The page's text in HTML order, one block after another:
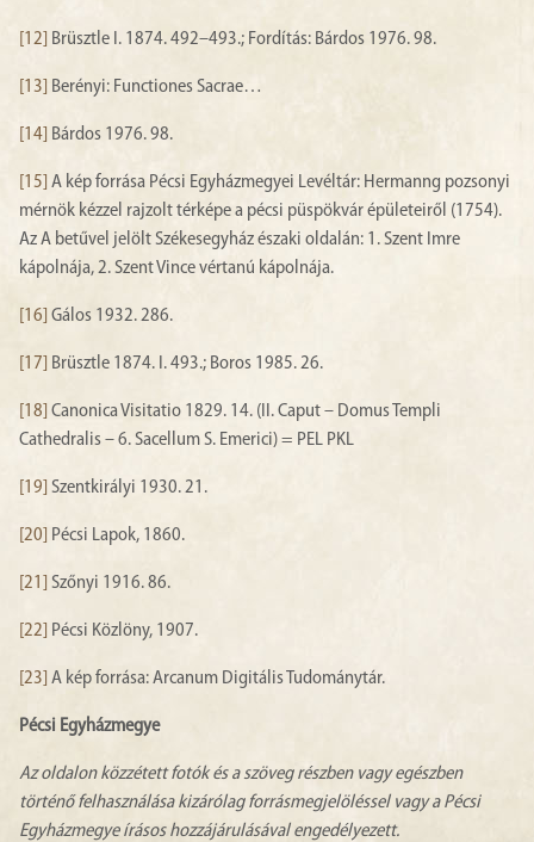
[12] Brüsztle I. 1874. 492–493.; Fordítás: Bárdos 1976. 98.
[13] Berényi: Functiones Sacrae…
[14] Bárdos 1976. 98.
[15] A kép forrása Pécsi Egyházmegyei Levéltár: Hermanng pozsonyi
mérnök kézzel rajzolt térképe a pécsi püspökvár épületeiről (1754).
Az A betűvel jelölt Székesegyház északi oldalán: 1. Szent Imre
kápolnája, 2. Szent Vince vértanú kápolnája.
[16] Gálos 1932. 286.
[17] Brüsztle 1874. I. 493.; Boros 1985. 26.
[18] Canonica Visitatio 1829. 14. (II. Caput – Domus Templi
Cathedralis – 6. Sacellum S. Emerici) = PEL PKL
[19] Szentkirályi 1930. 21.
[20] Pécsi Lapok, 1860.
[21] Szőnyi 1916. 86.
[22] Pécsi Közlöny, 1907.
[23] A kép forrása: Arcanum Digitális Tudománytár.
Pécsi Egyházmegye
Az oldalon közzétett fotók és a szöveg részben vagy egészben
történő felhasználása kizárólag forrásmegjelöléssel vagy a Pécsi
Egyházmegye írásos hozzájárulásával engedélyezett.